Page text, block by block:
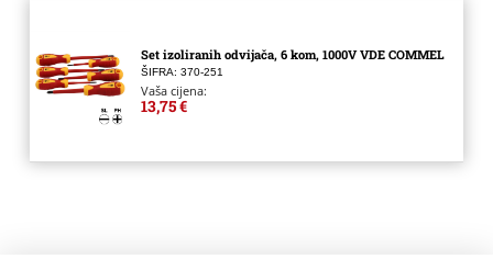
Set izoliranih odvijača, 6 kom, 1000V VDE COMMEL
ŠIFRA: 370-251
Vaša cijena:
13,75 €